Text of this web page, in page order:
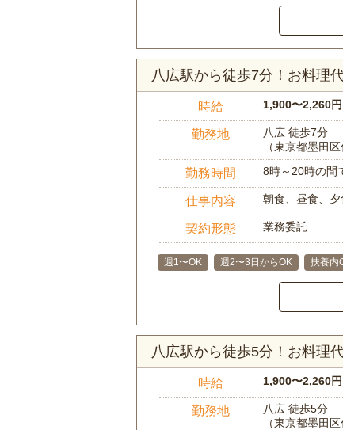
八広駅から徒歩7分！お料理
時給 1,900〜2,260円
勤務地
八広 徒歩7分
（東京都墨田区
勤務時間 8時～20時の間
仕事内容 朝食、昼食、
契約形態 業務委託
週1〜OK 週2〜3日からOK 扶養内
八広駅から徒歩5分！お料理
時給 1,900〜2,260円
勤務地
八広 徒歩5分
（東京都墨田区